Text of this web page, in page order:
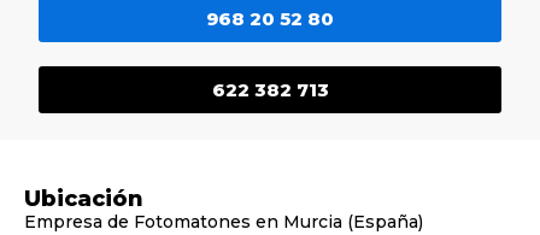
622 382 713
968 20 52 80
Ubicación
Empresa de Fotomatones en Murcia (España)